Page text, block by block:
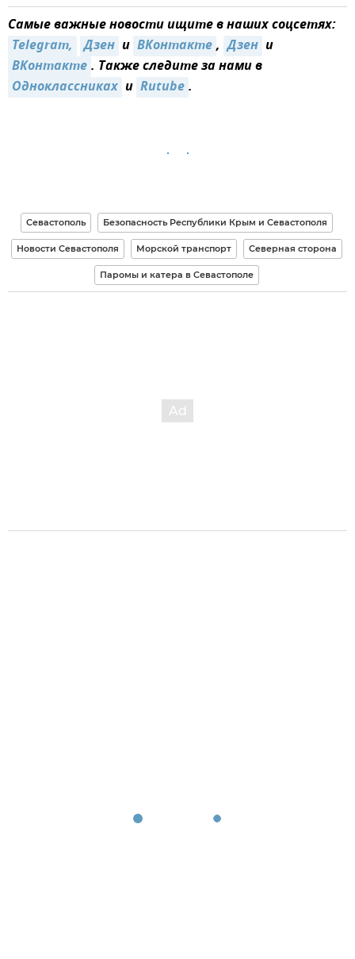
Самые важные новости ищите в наших соцсетях:
Telegram,
Дзен и ВКонтакте, Дзен и
ВКонтакте. Также следите за нами в
Одноклассниках и Rutube.
Севастополь Безопасность Республики Крым и Севастополя
Новости Севастополя Морской транспорт Северная сторона
Паромы и катера в Севастополе